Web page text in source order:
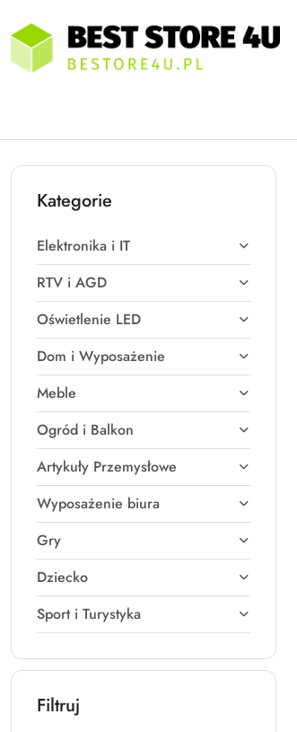
Przejdź do treści głównej
Przejdź do wyszukiwarki
Przejdź do moje konto
Przejdź do menu głównego
Przejdź do stopki
Kategorie
Elektronika i IT
RTV i AGD
Oświetlenie LED
Dom i Wyposażenie
Meble
Ogród i Balkon
Artykuły Przemysłowe
Wyposażenie biura
Gry
Dziecko
Sport i Turystyka
Filtruj